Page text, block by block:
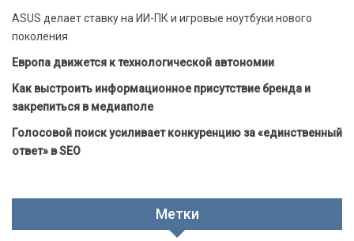
ASUS делает ставку на ИИ-ПК и игровые ноутбуки нового
поколения
Европа движется к технологической автономии
Как выстроить информационное присутствие бренда и
закрепиться в медиаполе
Голосовой поиск усиливает конкуренцию за «единственный
ответ» в SEO
Метки